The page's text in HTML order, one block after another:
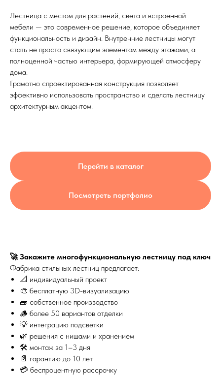
Лестница на
металлокаркасе
обшивку деревом
Лестница с местом для растений, света и встроенной
мебели — это современное решение, которое объединяет
функциональность и дизайн. Внутренние лестницы могут
стать не просто связующим элементом между этажами, а
полноценной частью интерьера, формирующей атмосферу
дома.
Грамотно спроектированная конструкция позволяет
эффективно использовать пространство и сделать лестницу
архитектурным акцентом.
Перейти в каталог
Посмотреть портфолио
🚀 Закажите многофункциональную лестницу под ключ
Фабрика стильных лестниц предлагает:
📐 индивидуальный проект
🎨 бесплатную 3D-визуализацию
🧱 собственное производство
🪵 более 50 вариантов отделки
💡 интеграцию подсветки
🌿 решения с нишами и хранением
🛠 монтаж за 1–3 дня
📄 гарантию до 10 лет
💳 беспроцентную рассрочку